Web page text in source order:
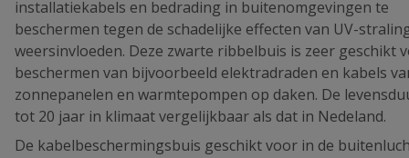
installatiekabels en bedrading in buitenomgevingen te
beschermen tegen de schadelijke effecten van UV-
weersinvloeden. Deze zwarte ribbelbuis is zeer geschikt
beschermen van bijvoorbeeld elektradraden en kabels
zonnepanelen en warmtepompen op daken. De
tot 20 jaar in klimaat vergelijkbaar als dat in Nedeland.
De kabelbeschermingsbuis geschikt voor in de